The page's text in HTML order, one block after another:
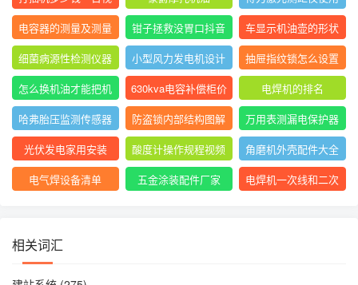
频
方法
电容器的测量及测量
结果怎么写
钳子拯救没胃口抖音
车显示机油壶的形状
是什么意思
细菌病源性检测仪器
是什么
小型风力发电机设计
与制作
抽屉指纹锁怎么设置
指纹
怎么换机油才能把机
油放干净
630kva电容补偿柜价
格
电焊机的排名
哈弗胎压监测传感器
防盗锁内部结构图解
图片
万用表测漏电保护器
短路怎么回事
光伏发电家用安装 酸度计操作规程视频
角磨机外壳配件大全
电气焊设备清单
五金涂装配件厂家
电焊机一次线和二次
相关词汇